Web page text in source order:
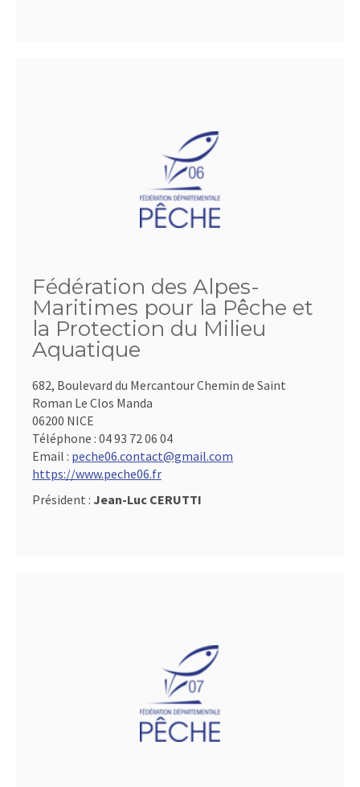
Fédération des Alpes-
Maritimes pour la Pêche et
la Protection du Milieu
Aquatique
682, Boulevard du Mercantour Chemin de Saint
Roman Le Clos Manda
06200 NICE
Téléphone : 04 93 72 06 04
Email : peche06.contact@gmail.com
https://www.peche06.fr
Président : Jean-Luc CERUTTI